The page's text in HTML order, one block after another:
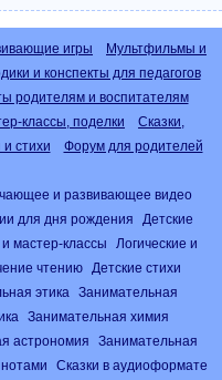
игры
Мультфильмы и
и конспекты для педагогов
родителям и воспитателям
классы, поделки
Сказки,
стихи Форум для родителей
и развивающее видео
для дня рождения
Детские
мастер-классы
Логические и
чтению
Детские стихи
этика
Занимательная
Занимательная химия
астрономия
Занимательная
Сказки в аудиоформате